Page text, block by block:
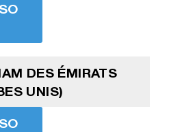
DES ÉMIRATS
UNIS)